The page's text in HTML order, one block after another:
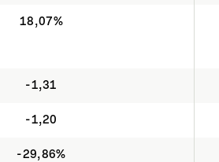
18,07%
-1,31
-1,20
-29,86%